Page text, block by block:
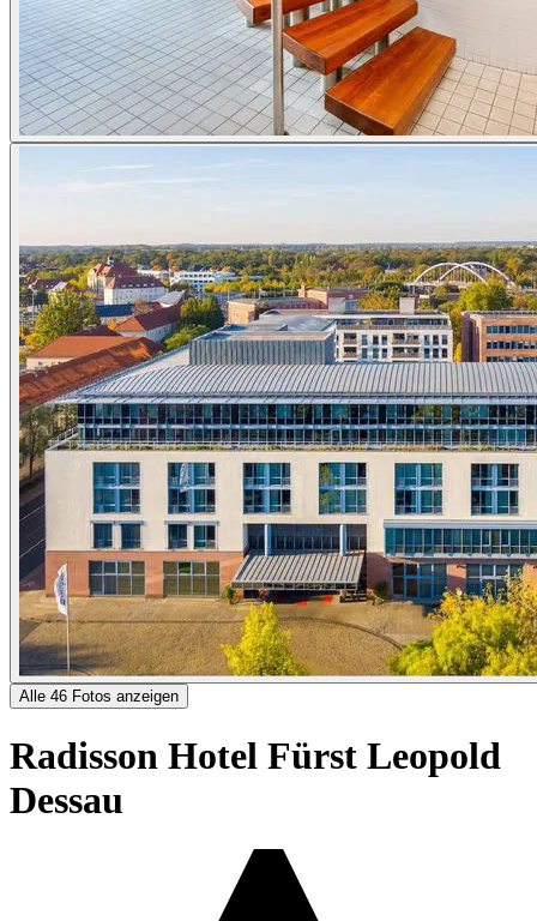
Alle 46 Fotos anzeigen
Radisson Hotel Fürst Leopold
Dessau